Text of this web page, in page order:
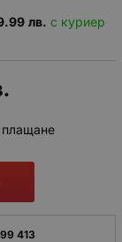
лв. с куриер
плащане
413